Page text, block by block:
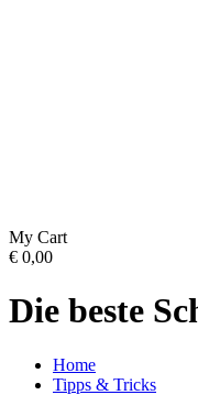
My Cart
€ 0,00
Die beste
Home
Tipps & Tricks